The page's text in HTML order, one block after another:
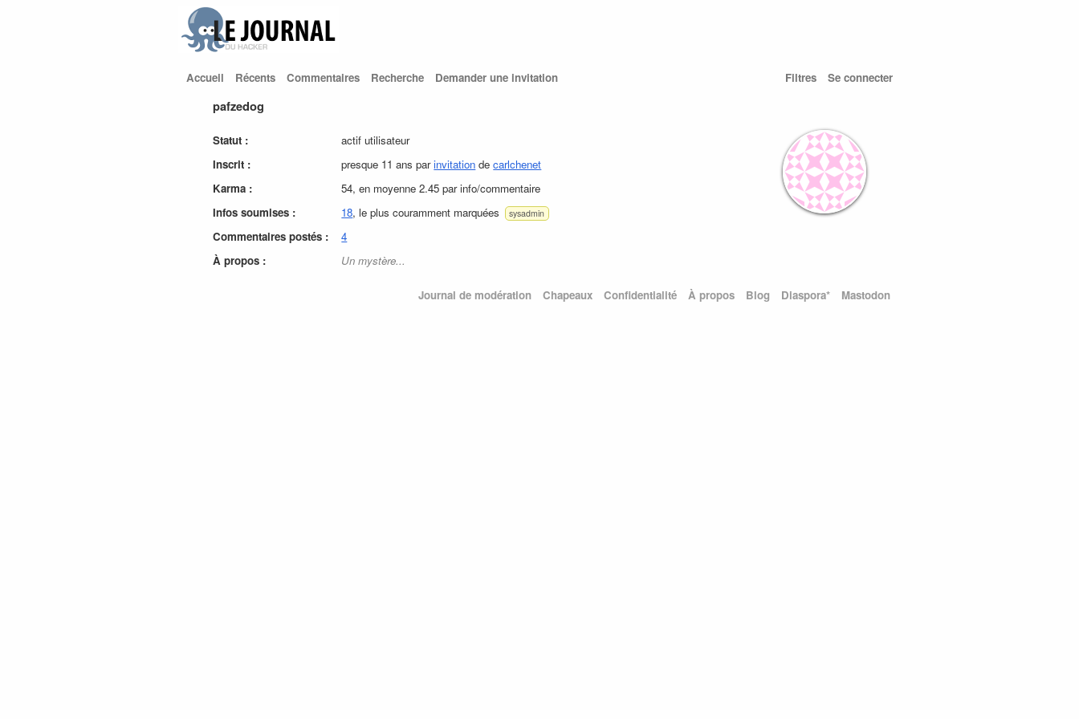
Accueil Récents Commentaires Recherche Demander une invitation Filtres Se connecter
pafzedog
Statut :
actif utilisateur
Inscrit :
presque 11 ans parinvitation decarlchenet
Karma :
54, en moyenne 2.45 par info/commentaire
Infos soumises :
18, le plus couramment marquées sysadmin
Commentaires postés :
4
À propos :
Un mystère...
Journal de modération Chapeaux Confidentialité À propos Blog Diaspora* Mastodon